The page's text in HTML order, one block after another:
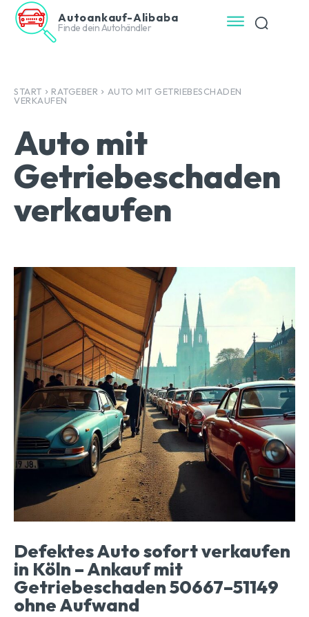
Autoankauf-Alibaba
Finde dein Autohändler
START RATGEBER
AUTO MIT GETRIEBESCHADEN
VERKAUFEN
Auto mit
Getriebeschaden
verkaufen
Defektes Auto sofort verkaufen
in Köln – Ankauf mit
Getriebeschaden 50667–51149
ohne Aufwand